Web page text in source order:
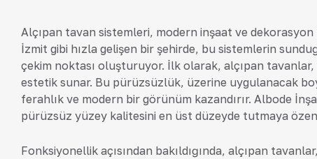
Alçıpan tavan sistemleri, modern inşaat ve
İzmit gibi hızla gelişen bir şehirde, bu sistemlerin
çekim noktası oluşturuyor. İlk olarak, alçıpan
estetik sunar. Bu pürüzsüzlük, üzerine uygulanacak
ferahlık ve modern bir görünüm kazandırır. Albode
pürüzsüz yüzey kalitesini en üst düzeyde tutmaya
Fonksiyonellik açısından bakıldığında, alçıpan